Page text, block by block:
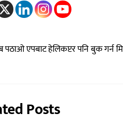
पठाओ एपबाट हेलिकप्टर पनि बुक गर्न
Posts